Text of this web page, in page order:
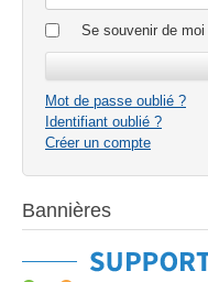
Se souvenir de moi
Mot de passe oublié ?
Identifiant oublié ?
Créer un compte
Bannières